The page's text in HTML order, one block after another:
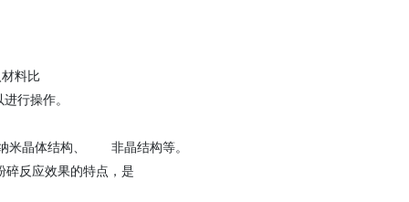
料比
行操作。
米晶体结构、
非晶结构等。
碎反应效果的特点，是